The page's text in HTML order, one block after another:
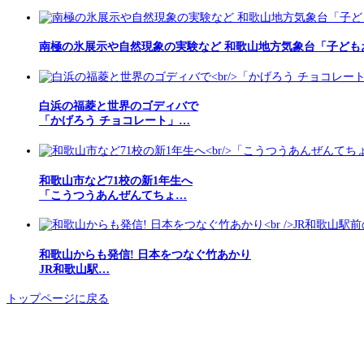
南極の氷展示や自然現象の実験など 和歌山地方気象台「子ど
白浜の福菱と世界のゴディバで
「かげろう チョコレート」…
和歌山市など71校の新1年生へ
「こうつうあんぜんてちょ…
和歌山からも発信! 日本をつなぐ竹あかり
JR和歌山駅…
トップページに戻る